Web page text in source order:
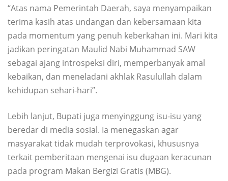
“Atas nama Pemerintah Daerah, saya menyampaikan
terima kasih atas undangan dan kebersamaan kita
pada momentum yang penuh keberkahan ini. Mari kita
jadikan peringatan Maulid Nabi Muhammad SAW
sebagai ajang introspeksi diri, memperbanyak amal
kebaikan, dan meneladani akhlak Rasulullah dalam
kehidupan sehari-hari”.
Lebih lanjut, Bupati juga menyinggung isu-isu yang
beredar di media sosial. Ia menegaskan agar
masyarakat tidak mudah terprovokasi, khususnya
terkait pemberitaan mengenai isu dugaan keracunan
pada program Makan Bergizi Gratis (MBG).